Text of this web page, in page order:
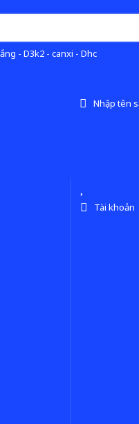
- D3k2 - canxi - Dhc
Nhập tên
Tài khoản